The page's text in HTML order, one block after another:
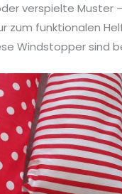
verspielte
zum funktionalen
Windstopper sind